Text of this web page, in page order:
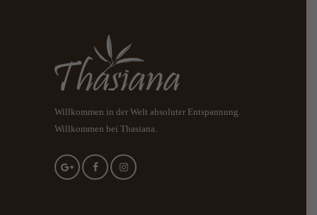
Willkommen in der Welt absoluter Entspannung.
Willkommen bei Thasiana.